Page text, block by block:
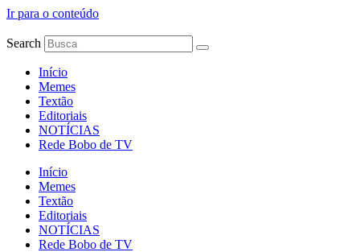
Ir para o conteúdo
Search
Início
Memes
Textão
Editoriais
NOTÍCIAS
Rede Bobo de TV
Início
Memes
Textão
Editoriais
NOTÍCIAS
Rede Bobo de TV